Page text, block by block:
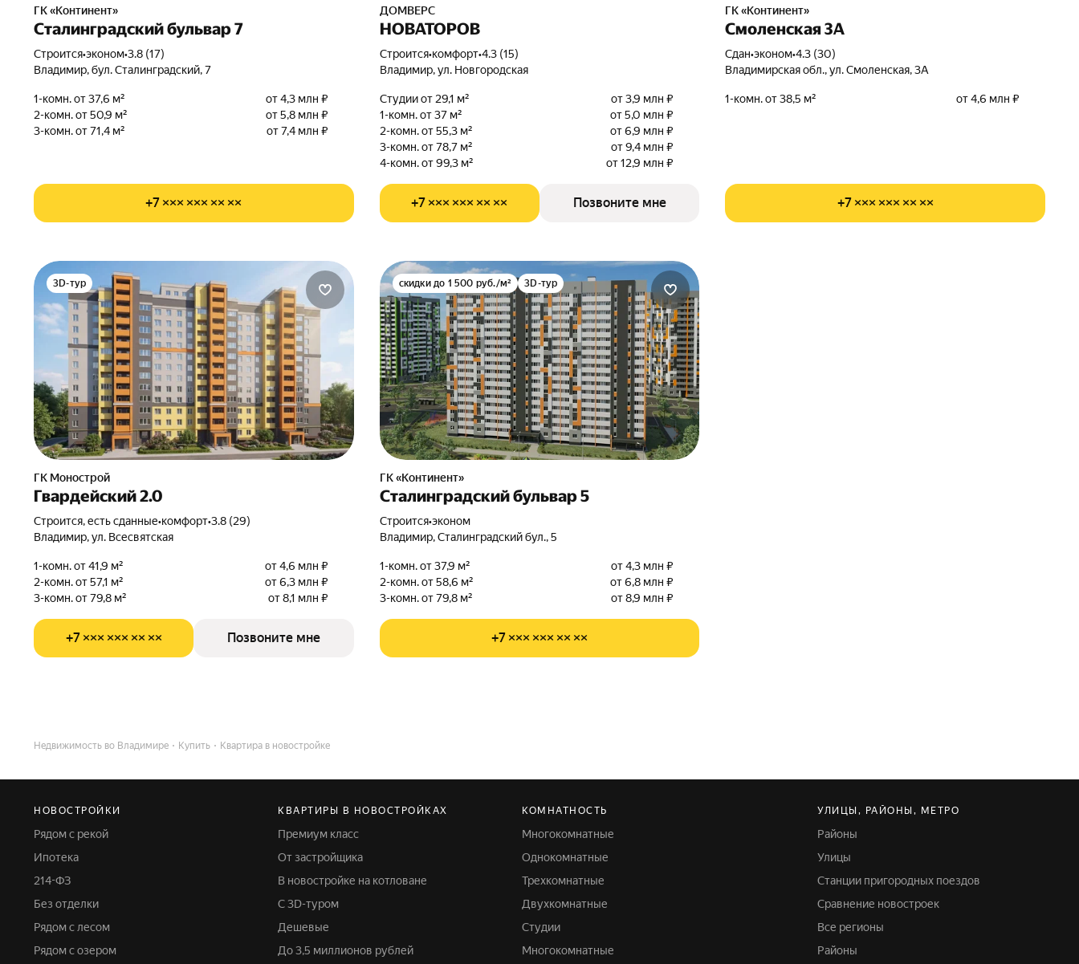
ГК «Континент»
Сталинградский бульвар 7
Строится•эконом•3.8 (17)
Владимир, бул. Сталинградский, 7
1-комн. от 37,6 м²
от 4,3 млн ₽
2-комн. от 50,9 м²
от 5,8 млн ₽
3-комн. от 71,4 м²
от 7,4 млн ₽
+7 ××× ××× ×× ××
ДОМВЕРС
НОВАТОРОВ
Строится•комфорт•4.3 (15)
Владимир, ул. Новгородская
Студии от 29,1 м²
от 3,9 млн ₽
1-комн. от 37 м²
от 5,0 млн ₽
2-комн. от 55,3 м²
от 6,9 млн ₽
3-комн. от 78,7 м²
от 9,4 млн ₽
4-комн. от 99,3 м²
от 12,9 млн ₽
+7 ××× ××× ×× ×× Позвоните мне
ГК «Континент»
Смоленская 3А
Сдан•эконом•4.3 (30)
Владимирская обл., ул. Смоленская, 3А
1-комн. от 38,5 м² от 4,6 млн ₽
+7 ××× ××× ×× ××
3D-тур
ГК Монострой
Гвардейский 2.0
Строится, есть сданные•комфорт•3.8 (29)
Владимир, ул. Всесвятская
1-комн. от 41,9 м²
от 4,6 млн ₽
2-комн. от 57,1 м²
от 6,3 млн ₽
3-комн. от 79,8 м²
от 8,1 млн ₽
+7 ××× ××× ×× ×× Позвоните мне
скидки до 1 500 руб./м² 3D-тур
ГК «Континент»
Сталинградский бульвар 5
Строится•эконом
Владимир, Сталинградский бул., 5
1-комн. от 37,9 м²
от 4,3 млн ₽
2-комн. от 58,6 м²
от 6,8 млн ₽
3-комн. от 79,8 м²
от 8,9 млн ₽
+7 ××× ××× ×× ××
Недвижимость во Владимире Купить Квартира в новостройке
НОВОСТРОЙКИ
Рядом с рекой
Ипотека
214-ФЗ
Без отделки
Рядом с лесом
Рядом с озером
КВАРТИРЫ В НОВОСТРОЙКАХ
Премиум класс
От застройщика
В новостройке на котловане
С 3D-туром
Дешевые
До 3,5 миллионов рублей
КОМНАТНОСТЬ
Многокомнатные
Однокомнатные
Трехкомнатные
Двухкомнатные
Студии
Многокомнатные
УЛИЦЫ, РАЙОНЫ, МЕТРО
Районы
Улицы
Станции пригородных поездов
Сравнение новостроек
Все регионы
Районы